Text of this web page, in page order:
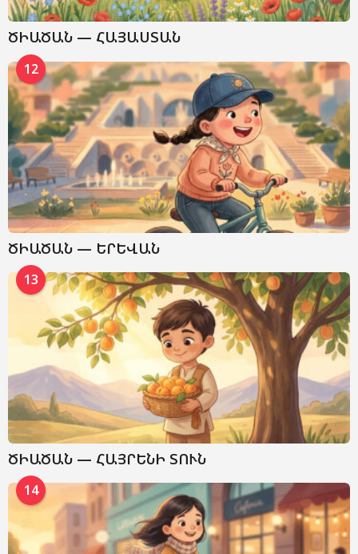
ԾԻԱԾԱՆ — ՀԱՅԱՍՏԱՆ
12
ԾԻԱԾԱՆ — ԵՐԵՎԱՆ
13
ԾԻԱԾԱՆ — ՀԱՅՐԵՆԻ ՏՈՒՆ
14